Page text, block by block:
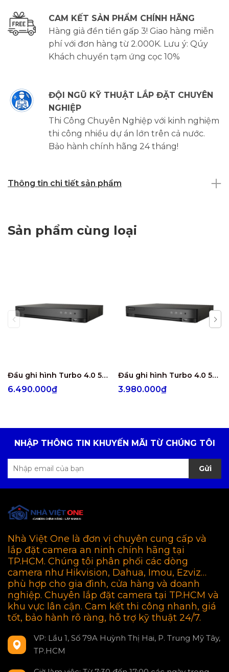
CAM KẾT SẢN PHẨM CHÍNH HÃNG
Hàng giả đền tiền gấp 3! Giao hàng miễn
phí với đơn hàng từ 2.000K. Lưu ý: Qúy
Khách chuyển tạm ứng cọc 10%
ĐỘI NGŨ KỸ THUẬT LẮP ĐẶT CHUYÊN
NGHIỆP
Thi Công Chuyên Nghiệp với kinh nghiệm
thi công nhiều dự án lớn trên cả nước.
Bảo hành chính hãng 24 tháng!
Thông tin chi tiết sản phẩm
Sản phẩm cùng loại
Đầu ghi hình Turbo 4.0 5MP 8 kênh Hikvision iDS-7208HUHI-M1/E
6.490.000₫
Đầu ghi hình Turbo 4.0 5MP 4 kênh Hikvision iDS-7204HUHI-M1/E
3.980.000₫
NHẬP THÔNG TIN KHUYẾN MÃI TỪ CHÚNG TÔI
Gửi
Nhà Việt One là đơn vị chuyên cung cấp và
lắp đặt camera an ninh chính hãng tại
TP.HCM. Chúng tôi phân phối các dòng
camera như Hikvision, Dahua, Imou, Ezviz…
phù hợp cho gia đình, cửa hàng và doanh
nghiệp. Chuyên lắp đặt camera tại TP.HCM và
khu vực lân cận. Cam kết thi công nhanh, giá
tốt, bảo hành rõ ràng, hỗ trợ kỹ thuật 24/7.
VP: Lầu 1, Số 79A Huỳnh Thị Hai, P. Trung Mỹ Tây,
TP.HCM